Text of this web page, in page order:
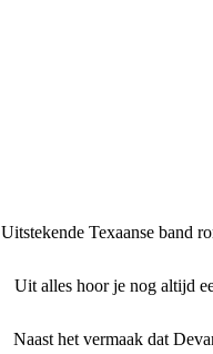
Uitstekende Texaanse band
Uit alles hoor je nog altijd
Naast het vermaak dat